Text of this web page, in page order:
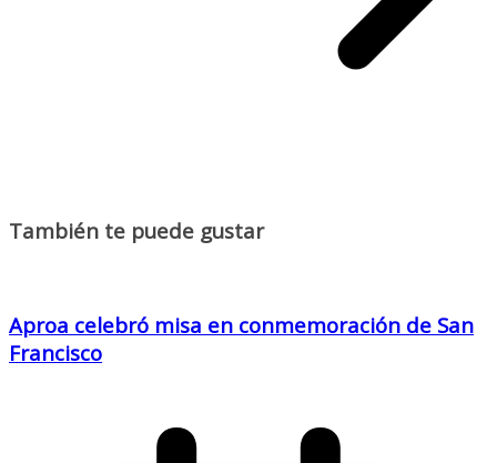
También te puede gustar
Aproa celebró misa en conmemoración de San
Francisco